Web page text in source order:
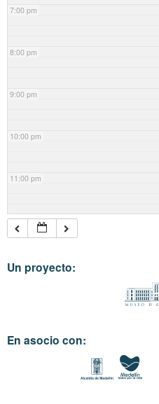
7:00 pm
8:00 pm
9:00 pm
10:00 pm
11:00 pm
Un proyecto:
En asocio con: